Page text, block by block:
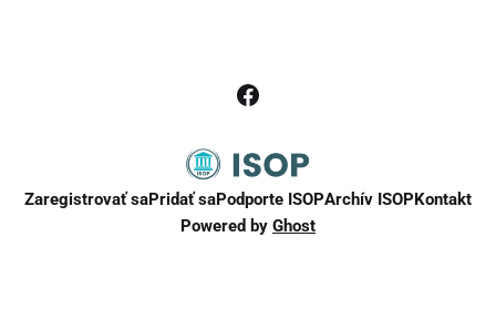
Zaregistrovať saPridať saPodporte ISOPArchív ISOPKontakt
Powered by Ghost